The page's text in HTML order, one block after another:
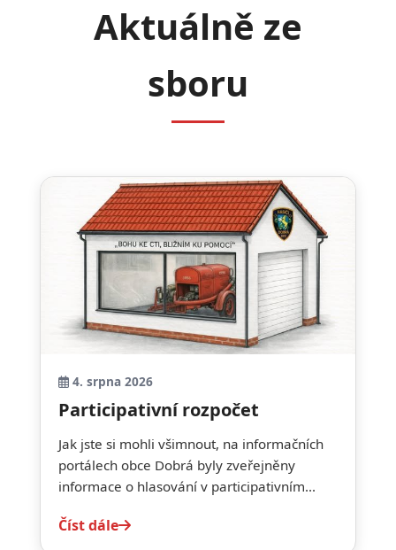
Aktuálně ze
sboru
4. srpna 2026
Participativní rozpočet
Jak jste si mohli všimnout, na informačních
portálech obce Dobrá byly zveřejněny
informace o hlasování v participativním...
Číst dále